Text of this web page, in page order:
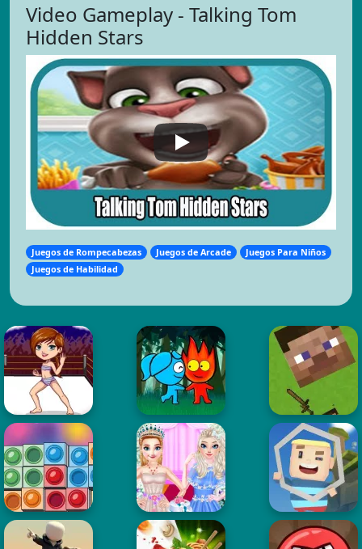
Video Gameplay - Talking Tom
Hidden Stars
Juegos de Rompecabezas Juegos de Arcade
Juegos Para Niños
Juegos de Habilidad